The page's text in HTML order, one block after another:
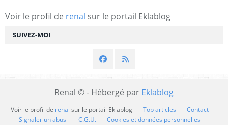
SUIVEZ-MOI
Voir le profil de renal sur le portail Eklablog
Renal © - Hébergé par Eklablog
Voir le profil de renal sur le portail Eklablog Top articles
Contact
Signaler un abus
C.G.U. Cookies et données personnelles